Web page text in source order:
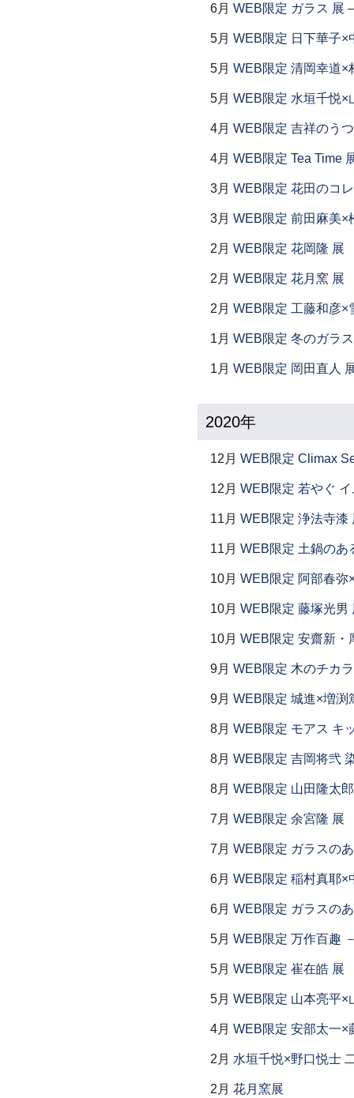
6月 WEB限定 ガラス
5月 WEB限定 日下華子×
5月 WEB限定 清岡幸道×
5月 WEB限定 水垣千悦×
4月 WEB限定 吉祥のう
4月 WEB限定 Tea Time
3月 WEB限定 花田のコ
3月 WEB限定 前田麻美×
2月 WEB限定 花岡隆 展
2月 WEB限定 花月窯 展
2月 WEB限定 工藤和彦×
1月 WEB限定 冬のガラ
1月 WEB限定 岡田直人
2020年
12月 WEB限定 Climax
12月 WEB限定 若やぐ
11月 WEB限定 浄法寺漆
11月 WEB限定 土鍋のあ
10月 WEB限定 阿部春弥
10月 WEB限定 藤塚光男
10月 WEB限定 安齋新・
9月 WEB限定 木のチカ
9月 WEB限定 城進×増渕
8月 WEB限定 モアス キ
8月 WEB限定 吉岡将弐
8月 WEB限定 山田隆太
7月 WEB限定 余宮隆 展
7月 WEB限定 ガラスの
6月 WEB限定 稲村真耶×
6月 WEB限定 ガラスの
5月 WEB限定 万作百趣
5月 WEB限定 崔在皓 展
5月 WEB限定 山本亮平×
4月 WEB限定 安部太一×
2月 水垣千悦×野口悦士
2月 花月窯展